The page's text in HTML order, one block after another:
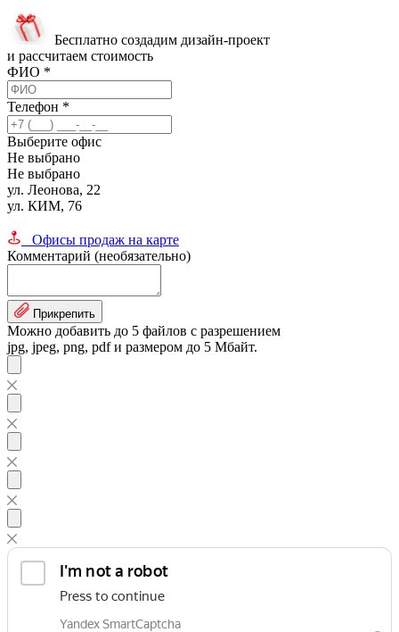
Бесплатно создадим дизайн-проект
и рассчитаем стоимость
ФИО *
Телефон *
Выберите офис
Не выбрано
Не выбрано
ул. Леонова, 22
ул. КИМ, 76
Офисы продаж на карте
Комментарий (необязательно)
Прикрепить
Можно добавить до 5 файлов с разрешением
jpg, jpeg, png, pdf и размером до 5 Мбайт.